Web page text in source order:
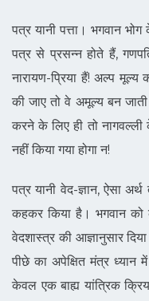
पत्र यानी पत्ता। भगवान
पत्र से प्रसन्न होते हैं,
नारायण-प्रिया हैं! अल्प मूल्य
की जाए तो वे अमूल्य बन
करने के लिए ही तो नागवल्ली
नहीं किया गया होगा न!
पत्र यानी वेद-ज्ञान, ऐसा अर्थ
कहकर किया है। भगवान को
वेदशास्त्र की आज्ञानुसार
पीछे का अपेक्षित मंत्र
केवल एक बाह्य यांत्रिक